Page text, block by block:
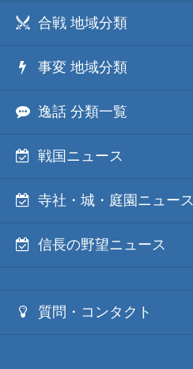
合戦 地域分類
事変 地域分類
逸話 分類一覧
戦国ニュース
寺社・城・庭園ニュース
信長の野望ニュース
質問・コンタクト